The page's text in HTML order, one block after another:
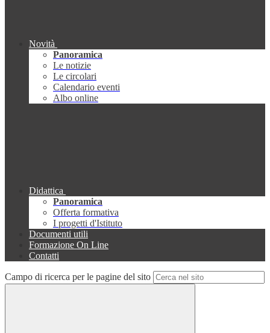
Novità
Panoramica
Le notizie
Le circolari
Calendario eventi
Albo online
Didattica
Panoramica
Offerta formativa
I progetti d'Istituto
Documenti utili
Formazione On Line
Contatti
Campo di ricerca per le pagine del sito